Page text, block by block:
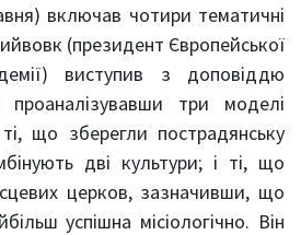
включав чотири тематичні
(президент Європейської
виступив з доповіддю
проаналізувавши три моделі
що зберегли пострадянську
дві культури; і ті, що
церков, зазначивши, що
успішна місіологічно. Він